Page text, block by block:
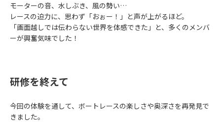
モーターの音、水しぶき、風の勢い…
レースの迫力に、思わず「おぉー！」と声が上がるほど。
「画面越しでは伝わらない世界を体感できた」と、多くのメンバ
ーが興奮気味でした！
研修を終えて
今回の体験を通して、ボートレースの楽しさや奥深さを再発見で
きました。